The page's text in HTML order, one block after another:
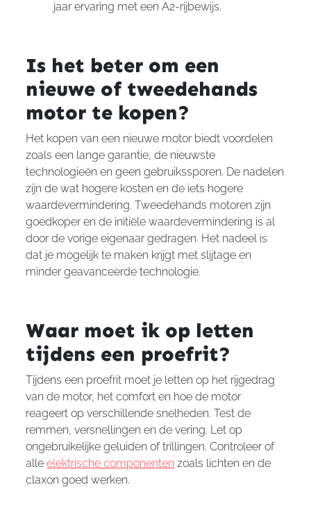
jaar ervaring met een A2-rijbewijs.
Is het beter om een
nieuwe of tweedehands
motor te kopen?
Het kopen van een nieuwe motor biedt voordelen
zoals een lange garantie, de nieuwste
technologieën en geen gebruikssporen. De nadelen
zijn de wat hogere kosten en de iets hogere
waardevermindering. Tweedehands motoren zijn
goedkoper en de initiële waardevermindering is al
door de vorige eigenaar gedragen. Het nadeel is
dat je mogelijk te maken krijgt met slijtage en
minder geavanceerde technologie.
Waar moet ik op letten
tijdens een proefrit?
Tijdens een proefrit moet je letten op het rijgedrag
van de motor, het comfort en hoe de motor
reageert op verschillende snelheden. Test de
remmen, versnellingen en de vering. Let op
ongebruikelijke geluiden of trillingen. Controleer of
alleelektrische componenten zoals lichten en de
claxon goed werken.